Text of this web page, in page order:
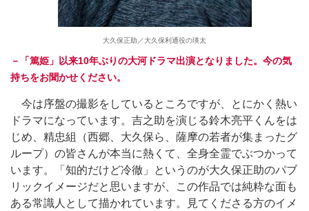
大久保正助／大久保利通役の瑛太
－「篤姫」以来10年ぶりの大河ドラマ出演となりました。今の気
持ちをお聞かせください。
今は序盤の撮影をしているところですが、とにかく熱い
ドラマになっています。吉之助を演じる鈴木亮平くんをは
じめ、精忠組（西郷、大久保ら、薩摩の若者が集まったグ
ループ）の皆さんが本当に熱くて、全身全霊でぶつかって
います。「知的だけど冷徹」というのが大久保正助のパブ
リックイメージだと思いますが、この作品では純粋な面も
ある常識人として描かれています。見てくださる方のイメ